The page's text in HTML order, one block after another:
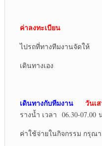
ค่าลงทะเบียน
ไปรถที่ทางทีมงานจัดใ
เดินทางเอง
เดินทางกับทีมงาน วันเ
รางน้ำ เวลา 06.30-07.00
ค่าใช้จ่ายในกิจกรรม กรุณา